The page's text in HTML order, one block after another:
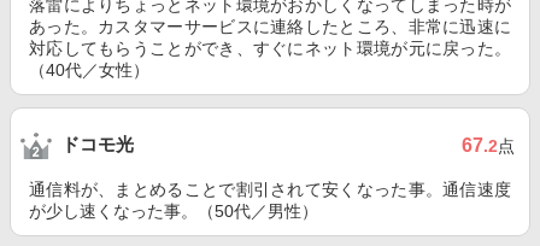
落雷によりちょっとネット環境がおかしくなってしまった時が
あった。カスタマーサービスに連絡したところ、非常に迅速に
対応してもらうことができ、すぐにネット環境が元に戻った。
（40代／女性）
ドコモ光 67.2点
通信料が、まとめることで割引されて安くなった事。通信速度
が少し速くなった事。（50代／男性）